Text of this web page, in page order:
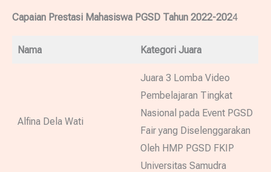
Capaian Prestasi Mahasiswa PGSD Tahun 2022-2024
Nama Kategori Juara
Alfina Dela Wati
Juara 3 Lomba Video
Pembelajaran Tingkat
Nasional pada Event PGSD
Fair yang Diselenggarakan
Oleh HMP PGSD FKIP
Universitas Samudra